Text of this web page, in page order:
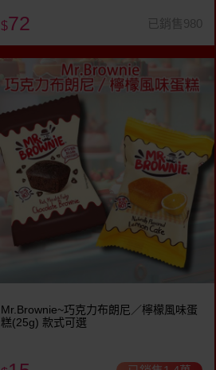
$72 已銷售980
Mr.Brownie~巧克力布朗尼／檸檬風味蛋
糕(25g) 款式可選